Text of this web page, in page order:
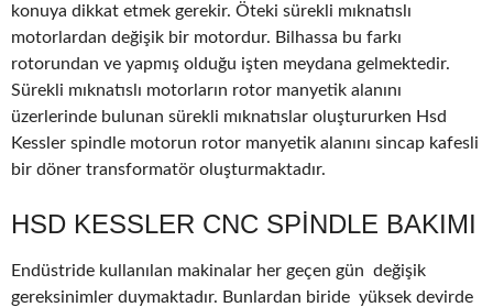
konuya dikkat etmek gerekir. Öteki sürekli mıknatıslı
motorlardan değişik bir motordur. Bilhassa bu farkı
rotorundan ve yapmış olduğu işten meydana gelmektedir.
Sürekli mıknatıslı motorların rotor manyetik alanını
üzerlerinde bulunan sürekli mıknatıslar oluştururken Hsd
Kessler spindle motorun rotor manyetik alanını sincap kafesli
bir döner transformatör oluşturmaktadır.
HSD KESSLER CNC SPINDLE BAKIMI
Endüstride kullanılan makinalar her geçen gün değişik
gereksinimler duymaktadır. Bunlardan biride yüksek devirde